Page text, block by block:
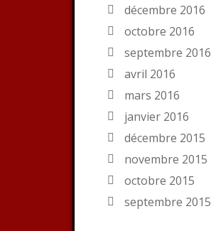
décembre 2016
octobre 2016
septembre 2016
avril 2016
mars 2016
janvier 2016
décembre 2015
novembre 2015
octobre 2015
septembre 2015